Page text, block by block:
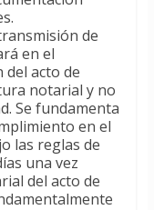
de
en el
acto de
notarial y no
Se fundamenta
en el
las reglas de
una vez
del acto de